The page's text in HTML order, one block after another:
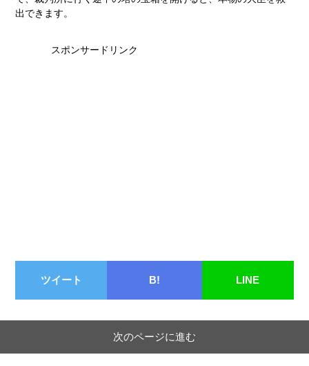
出できます。
スポンサードリンク
ツイート B! LINE
次のページに進む